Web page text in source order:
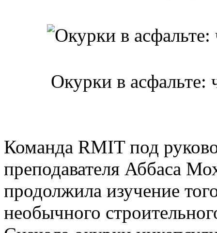
Окурки в асфальте:
Команда RMIT под
преподавателя Аббаса
продолжила изучение
необычного